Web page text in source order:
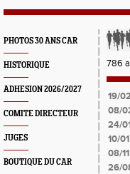
PHOTOS 30 ANS CAR
HISTORIQUE
ADHESION 2026/2027
COMITE DIRECTEUR
JUGES
BOUTIQUE DU CAR
786
19/02
08/
24/
10/01
08/11
26/